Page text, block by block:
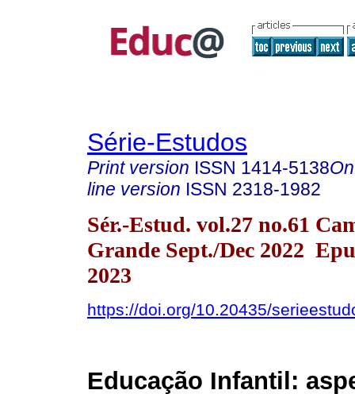
Série-Estudos
Print version ISSN 1414-5138
line version ISSN 2318-1982
Sér.-Estud. vol.27 no.61
Grande Sept./Dec 2022
2023
https://doi.org/10.20435/
Educação Infantil: